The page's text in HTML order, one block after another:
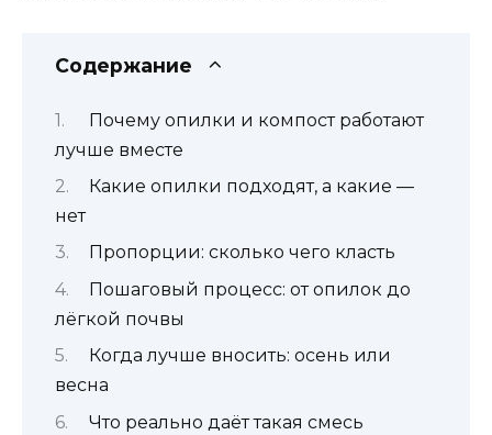
Содержание
Почему опилки и компост работают
лучше вместе
Какие опилки подходят, а какие —
нет
Пропорции: сколько чего класть
Пошаговый процесс: от опилок до
лёгкой почвы
Когда лучше вносить: осень или
весна
Что реально даёт такая смесь